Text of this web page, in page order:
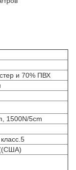
и 70% ПВХ
1500N/5cm